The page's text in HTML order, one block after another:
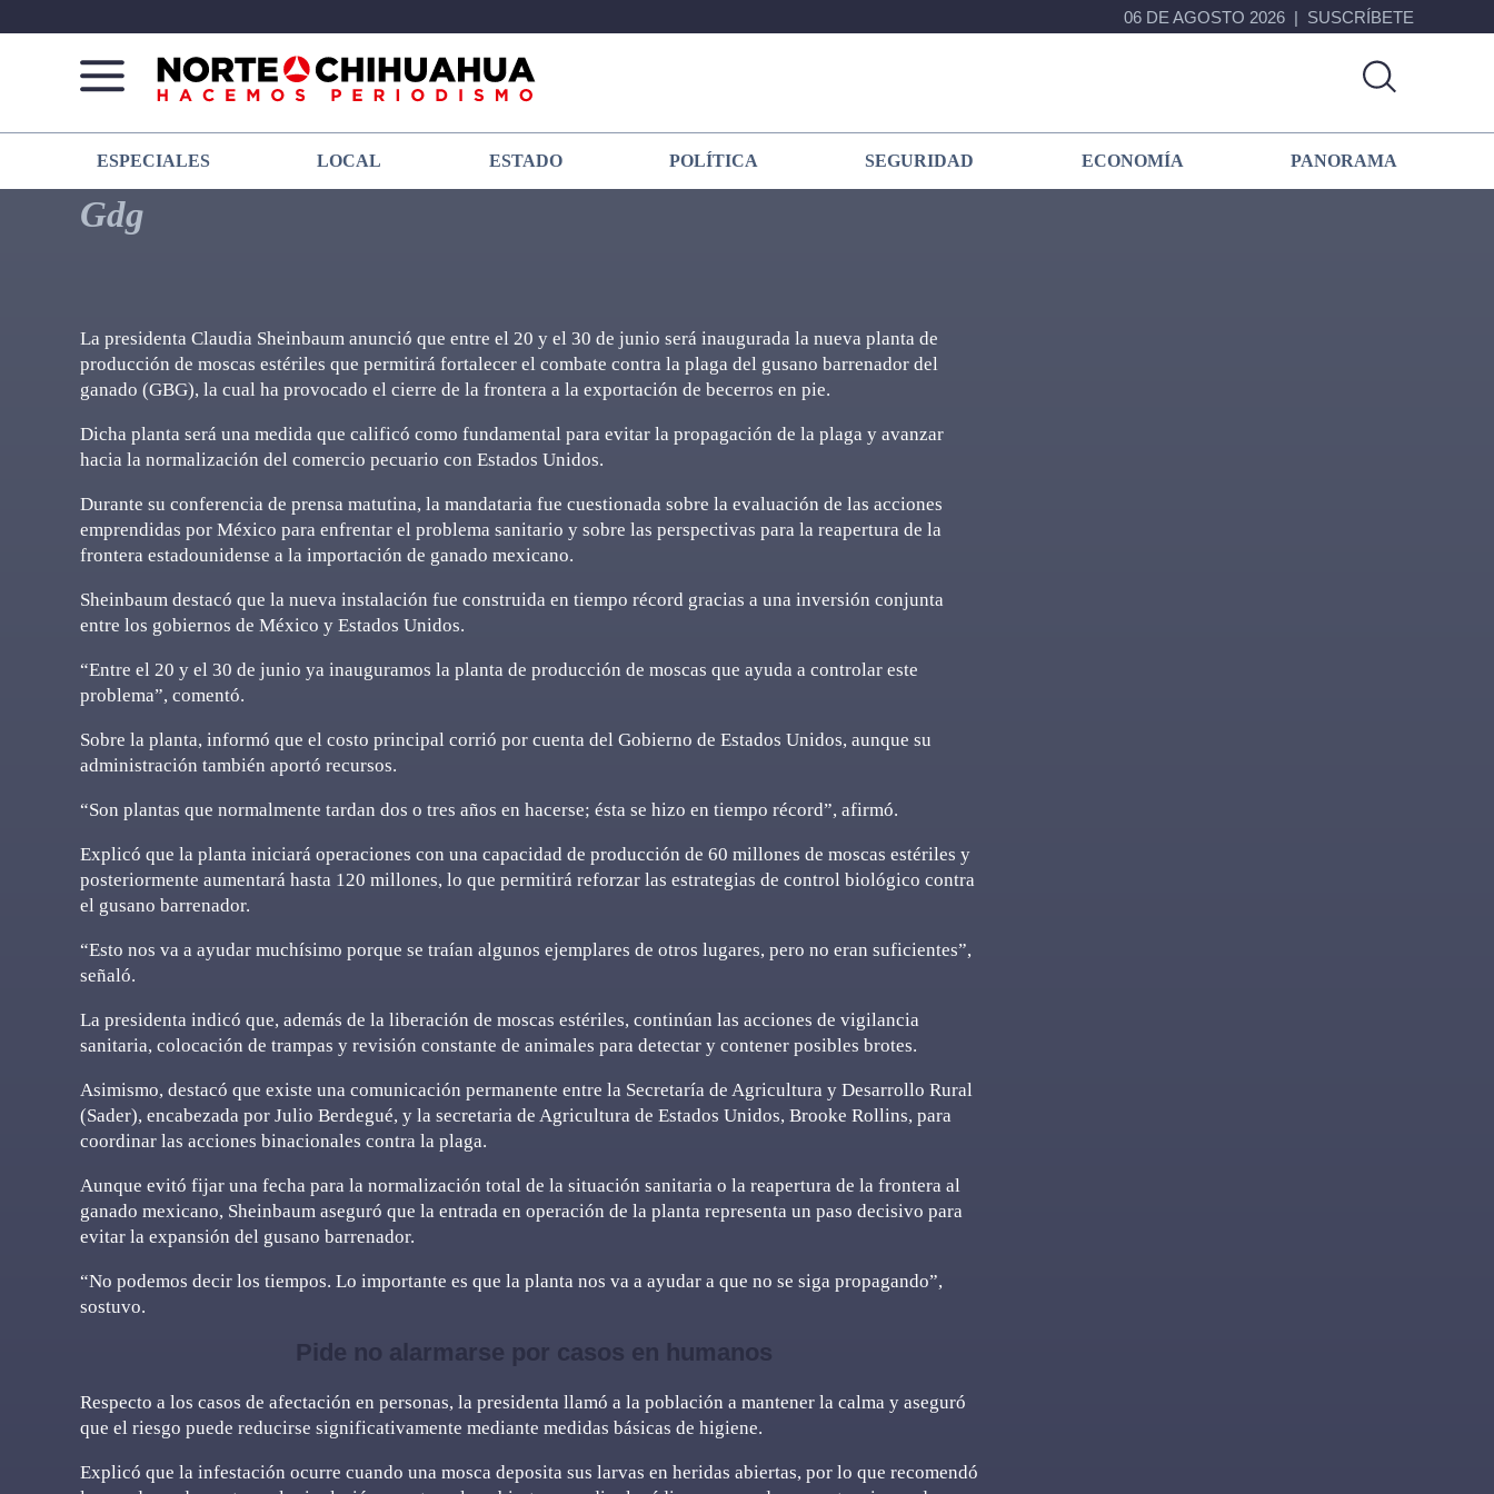
06 DE AGOSTO 2026 SUSCRÍBETE
Norte
De
Chihuahua
Más
que
noticias,
ESPECIALES LOCAL ESTADO POLÍTICA SEGURIDAD ECONOMÍA PANORAMA
Gdg
La presidenta Claudia Sheinbaum anunció que entre el 20 y el 30 de junio será inaugurada la nueva planta de
producción de moscas estériles que permitirá fortalecer el combate contra la plaga del gusano barrenador del
ganado (GBG), la cual ha provocado el cierre de la frontera a la exportación de becerros en pie.
Dicha planta será una medida que calificó como fundamental para evitar la propagación de la plaga y avanzar
hacia la normalización del comercio pecuario con Estados Unidos.
Durante su conferencia de prensa matutina, la mandataria fue cuestionada sobre la evaluación de las acciones
emprendidas por México para enfrentar el problema sanitario y sobre las perspectivas para la reapertura de la
frontera estadounidense a la importación de ganado mexicano.
Sheinbaum destacó que la nueva instalación fue construida en tiempo récord gracias a una inversión conjunta
entre los gobiernos de México y Estados Unidos.
“Entre el 20 y el 30 de junio ya inauguramos la planta de producción de moscas que ayuda a controlar este
problema”, comentó.
Sobre la planta, informó que el costo principal corrió por cuenta del Gobierno de Estados Unidos, aunque su
administración también aportó recursos.
“Son plantas que normalmente tardan dos o tres años en hacerse; ésta se hizo en tiempo récord”, afirmó.
Explicó que la planta iniciará operaciones con una capacidad de producción de 60 millones de moscas estériles y
posteriormente aumentará hasta 120 millones, lo que permitirá reforzar las estrategias de control biológico contra
el gusano barrenador.
“Esto nos va a ayudar muchísimo porque se traían algunos ejemplares de otros lugares, pero no eran suficientes”,
señaló.
La presidenta indicó que, además de la liberación de moscas estériles, continúan las acciones de vigilancia
sanitaria, colocación de trampas y revisión constante de animales para detectar y contener posibles brotes.
Asimismo, destacó que existe una comunicación permanente entre la Secretaría de Agricultura y Desarrollo Rural
(Sader), encabezada por Julio Berdegué, y la secretaria de Agricultura de Estados Unidos, Brooke Rollins, para
coordinar las acciones binacionales contra la plaga.
Aunque evitó fijar una fecha para la normalización total de la situación sanitaria o la reapertura de la frontera al
ganado mexicano, Sheinbaum aseguró que la entrada en operación de la planta representa un paso decisivo para
evitar la expansión del gusano barrenador.
“No podemos decir los tiempos. Lo importante es que la planta nos va a ayudar a que no se siga propagando”,
sostuvo.
Pide no alarmarse por casos en humanos
Respecto a los casos de afectación en personas, la presidenta llamó a la población a mantener la calma y aseguró
que el riesgo puede reducirse significativamente mediante medidas básicas de higiene.
Explicó que la infestación ocurre cuando una mosca deposita sus larvas en heridas abiertas, por lo que recomendó